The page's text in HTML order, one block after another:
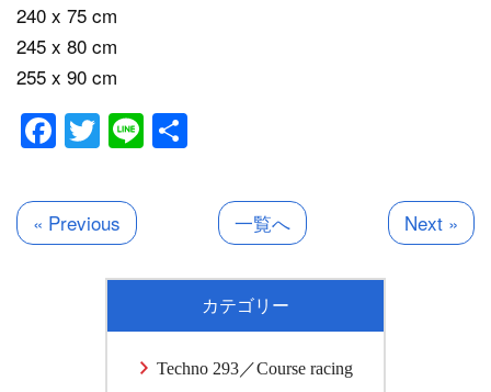
240 x 75 cm
245 x 80 cm
255 x 90 cm
Facebook
Twitter
Line
« Previous 一覧へ Next »
カテゴリー
Techno 293／Course racing